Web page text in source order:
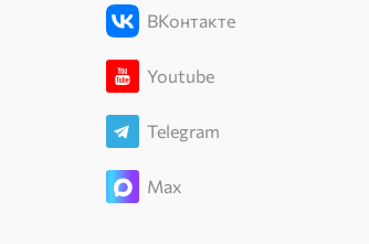
ВКонтакте
Youtube
Telegram
Max